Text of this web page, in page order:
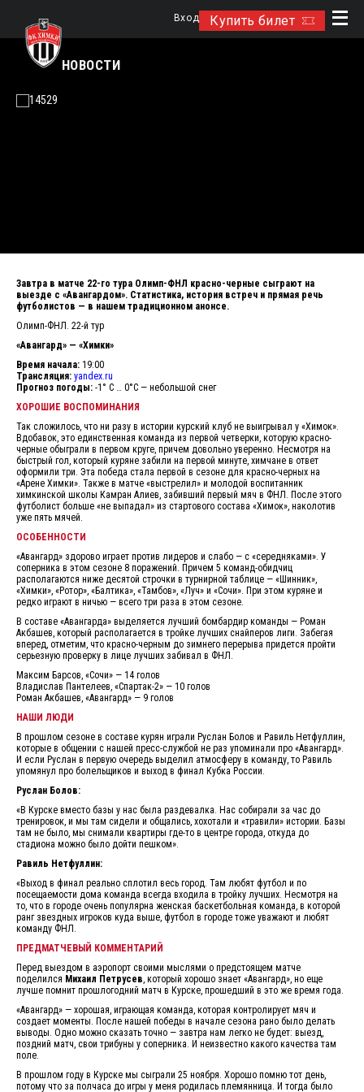
Купить билет
Вход
НОВОСТИ
Завтра в матче 22-го тура Олимп-ФНЛ красно-черные сыграют на
выезде с «Авангардом». Статистика, история встреч и прямая речь
футболистов — в нашем традиционном анонсе.
Олимп-ФНЛ. 22-й тур
«Авангард» — «Химки»
Время начала: 19:00
Трансляция: yandex.ru
Прогноз погоды: -1° С … 0°С — небольшой снег
ХОРОШИЕ ВОСПОМИНАНИЯ
Так сложилось, что ни разу в истории курский клуб не выигрывал у «Химок».
Вдобавок, это единственная команда из первой четверки, которую красно-
черные обыграли в первом круге, причем довольно уверенно. Несмотря на
быстрый гол, который куряне забили на первой минуте, химчане в ответ
оформили три. Эта победа стала первой в сезоне для красно-черных на
«Арене Химки». Также в матче «выстрелил» и молодой воспитанник
химкинской школы Камран Алиев, забивший первый мяч в ФНЛ. После этого
футболист больше «не выпадал» из стартового состава «Химок», наколотив
уже пять мячей.
ОСОБЕННОСТИ
«Авангард» здорово играет против лидеров и слабо — с «середняками». У
соперника в этом сезоне 8 поражений. Причем 5 команд-обидчиц
располагаются ниже десятой строчки в турнирной таблице — «Шинник»,
«Химки», «Ротор», «Балтика», «Тамбов», «Луч» и «Сочи». При этом куряне и
редко играют в ничью — всего три раза в этом сезоне.
В составе «Авангарда» выделяется лучший бомбардир команды — Роман
Акбашев, который располагается в тройке лучших снайперов лиги. Забегая
вперед, отметим, что красно-черным до зимнего перерыва придется пройти
серьезную проверку в лице лучших забивал в ФНЛ.
Максим Барсов, «Сочи» — 14 голов
Владислав Пантелеев, «Спартак-2» — 10 голов
Роман Акбашев, «Авангард» — 9 голов
НАШИ ЛЮДИ
В прошлом сезоне в составе курян играли Руслан Болов и Равиль Нетфуллин,
которые в общении с нашей пресс-службой не раз упоминали про «Авангард».
И если Руслан в первую очередь выделил атмосферу в команду, то Равиль
упомянул про болельщиков и выход в финал Кубка России.
Руслан Болов:
«В Курске вместо базы у нас была раздевалка. Нас собирали за час до
тренировок, и мы там сидели и общались, хохотали и «травили» истории. Базы
там не было, мы снимали квартиры где-то в центре города, откуда до
стадиона можно было дойти пешком».
Равиль Нетфуллин:
«Выход в финал реально сплотил весь город. Там любят футбол и по
посещаемости дома команда всегда входила в тройку лучших. Несмотря на
то, что в городе очень популярна женская баскетбольная команда, в которой
ранг звездных игроков куда выше, футбол в городе тоже уважают и любят
команду ФНЛ.
ПРЕДМАТЧЕВЫЙ КОММЕНТАРИЙ
Перед выездом в аэропорт своими мыслями о предстоящем матче
поделился Михаил Петрусев, который хорошо знает «Авангард», но еще
лучше помнит прошлогодний матч в Курске, прошедший в это же время года.
«Авангард» — хорошая, играющая команда, которая контролирует мяч и
создает моменты. После нашей победы в начале сезона рано было делать
выводы. Одно можно сказать точно — завтра нам легко не будет: выезд,
поздний матч, свои трибуны у соперника. И неизвестно какого качества там
поле.
В прошлом году в Курске мы сыграли 25 ноября. Хорошо помню тот день,
потому что за полчаса до игры у меня родилась племянница. И тогда было